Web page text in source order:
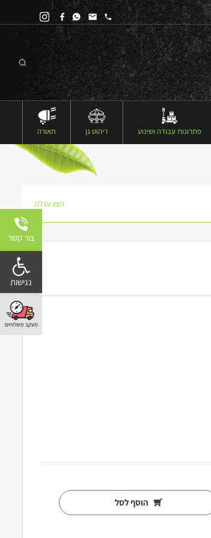
פתרונות עבודה ושינוע ריהוט גן תאורה
הצג עגלה
הוסף לסל
צור קשר
פתח